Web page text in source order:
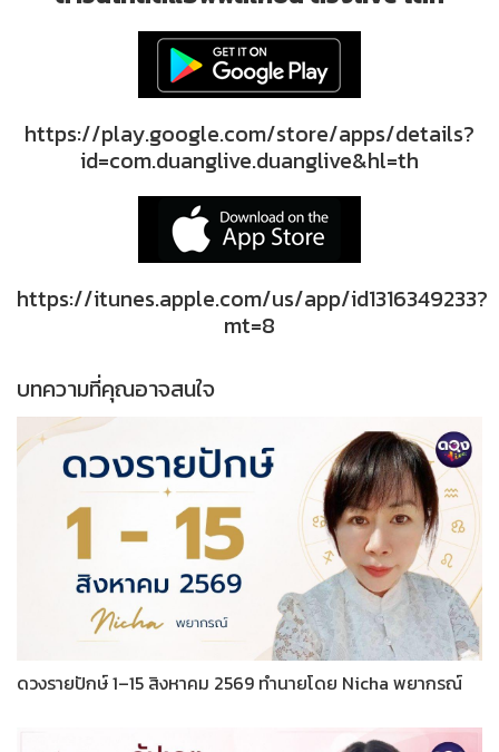
https://play.google.com/store/apps/details?
id=com.duanglive.duanglive&hl=th
https://itunes.apple.com/us/app/id1316349233?
mt=8
บทความที่คุณอาจสนใจ
ดวงรายปักษ์ 1–15 สิงหาคม 2569 ทำนายโดย Nicha พยากรณ์